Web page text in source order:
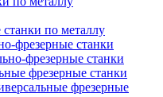
по металлу
фрезерные станки
фрезерные станки
фрезерные станки
фрезерные